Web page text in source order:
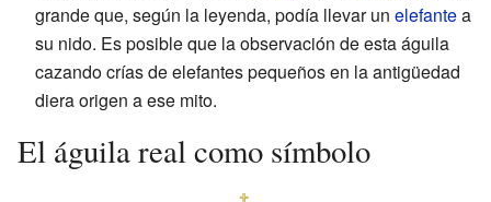
grande que, según la leyenda, podía llevar un elefantea
su nido. Es posible que la observación de esta águila
cazando crías de elefantes pequeños en la antigüedad
diera origen a ese mito.
El águila real como símbolo